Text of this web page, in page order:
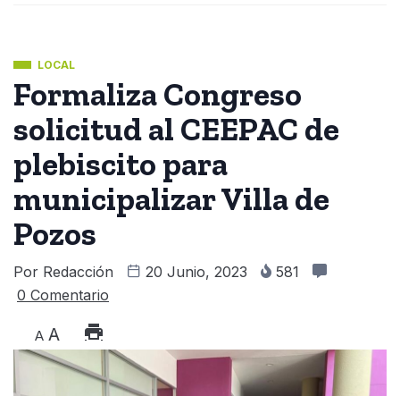
LOCAL
Formaliza Congreso
solicitud al CEEPAC de
plebiscito para
municipalizar Villa de
Pozos
Por Redacción 20 Junio, 2023
581
0 Comentario
A A